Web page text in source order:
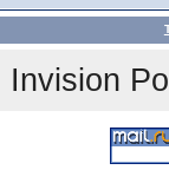
Invision